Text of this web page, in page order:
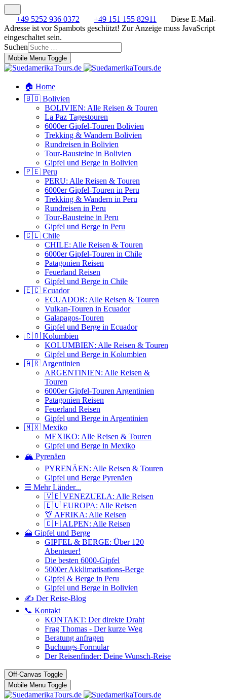
+49 5252 936 0372 +49 151 155 82911
Diese E-Mail-
Adresse ist vor Spambots geschützt! Zur Anzeige muss JavaScript
eingeschaltet sein.
Suchen
Mobile Menu Toggle
🏠 Home
🇧🇴 Bolivien
BOLIVIEN: Alle Reisen & Touren
La Paz Tagestouren
6000er Gipfel-Touren Bolivien
Trekking & Wandern Bolivien
Rundreisen in Bolivien
Tour-Bausteine in Bolivien
Gipfel und Berge in Bolivien
🇵🇪 Peru
PERU: Alle Reisen & Touren
6000er Gipfel-Touren in Peru
Trekking & Wandern in Peru
Rundreisen in Peru
Tour-Bausteine in Peru
Gipfel und Berge in Peru
🇨🇱 Chile
CHILE: Alle Reisen & Touren
6000er Gipfel-Touren in Chile
Patagonien Reisen
Feuerland Reisen
Gipfel und Berge in Chile
🇪🇨 Ecuador
ECUADOR: Alle Reisen & Touren
Vulkan-Touren in Ecuador
Galapagos-Touren
Gipfel und Berge in Ecuador
🇨🇴 Kolumbien
KOLUMBIEN: Alle Reisen & Touren
Gipfel und Berge in Kolumbien
🇦🇷 Argentinien
ARGENTINIEN: Alle Reisen &
Touren
6000er Gipfel-Touren Argentinien
Patagonien Reisen
Feuerland Reisen
Gipfel und Berge in Argentinien
🇲🇽 Mexiko
MEXIKO: Alle Reisen & Touren
Gipfel und Berge in Mexiko
🏔️ Pyrenäen
PYRENÄEN: Alle Reisen & Touren
Gipfel und Berge Pyrenäen
☰ Mehr Länder...
🇻🇪 VENEZUELA: Alle Reisen
🇪🇺 EUROPA: Alle Reisen
🦒 AFRIKA: Alle Reisen
🇨🇭 ALPEN: Alle Reisen
🗻 Gipfel und Berge
GIPFEL & BERGE: Über 120
Abenteuer!
Die besten 6000-Gipfel
5000er Akklimatisations-Berge
Gipfel & Berge in Peru
Gipfel und Berge in Bolivien
✍️ Der Reise-Blog
📞 Kontakt
KONTAKT: Der direkte Draht
Frag Thomas - Der kurze Weg
Beratung anfragen
Buchungs-Formular
Der Reisenfinder: Deine Wunsch-Reise
Off-Canvas Toggle
Mobile Menu Toggle